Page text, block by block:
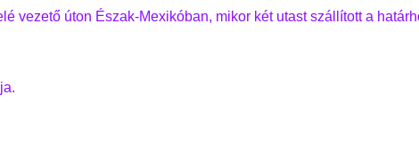
vezető úton Észak-Mexikóban, mikor két utast szállított a